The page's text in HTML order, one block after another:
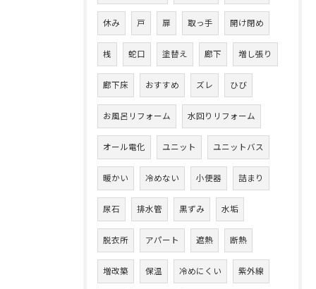
休み 戸 扉 取っ手 開け閉め
桟 蛇口 塗替え 廊下 増し張り
廊下床 おすすめ ズレ ひび
お風呂リフォーム 水回りリフォーム
オール電化 ユニット ユニットバス
暖かい 冷めない 小便器 詰まり
尿石 排水管 黒ずみ 水垢
脱衣所 アパート 遮熱 断熱
増改築 保温 冷めにくい 紫外線